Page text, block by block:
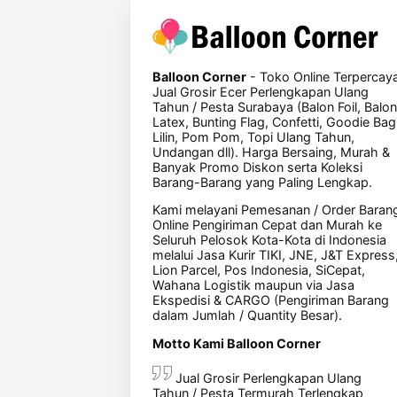
Balloon Corner - Toko Online
Jual Grosir Ecer Perlengkapan Ulang
Tahun / Pesta Surabaya (Balon Foil, Balon
Latex, Bunting Flag, Confetti, Goodie
Lilin, Pom Pom, Topi Ulang Tahun,
Undangan dll). Harga Bersaing, Murah &
Banyak Promo Diskon serta Koleksi
Barang-Barang yang Paling Lengkap.
Kami melayani Pemesanan / Order
Online Pengiriman Cepat dan Murah ke
Seluruh Pelosok Kota-Kota di Indonesia
melalui Jasa Kurir TIKI, JNE, J&T
Lion Parcel, Pos Indonesia, SiCepat,
Wahana Logistik maupun via Jasa
Ekspedisi & CARGO (Pengiriman Barang
dalam Jumlah / Quantity Besar).
Motto Kami Balloon Corner
Jual Grosir Perlengkapan Ulang
Tahun / Pesta Termurah Terlengkap